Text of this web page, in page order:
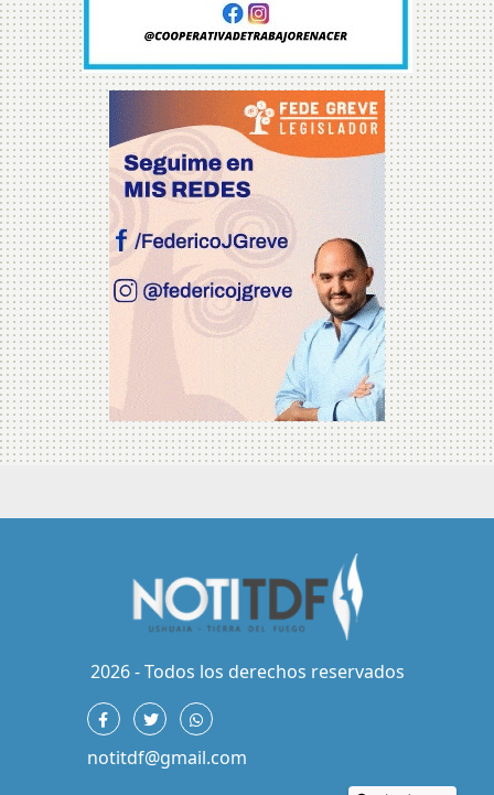
2026 - Todos los derechos reservados
notitdf@gmail.com